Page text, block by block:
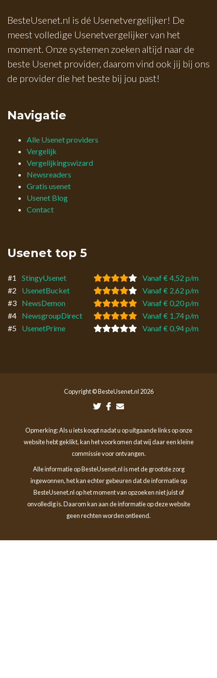
BesteUsenet.nl is dé Usenetvergelijker! De
meest volledige Usenetvergelijker van het
moment. Onze systemen zoeken altijd naar de
beste Usenet provider, daarom vind ook jij bij ons
de provider die het beste bij jou past!
Navigatie
Alle Usenet providers
Vergelijk
Vergelijkingswizard
Newsreaders
Gratis usenet
Usenet Blog
Contact
Usenet top 5
#1 StingyUsenet
Vanaf € 4,52 p/m
#2
UsenetBucket
Vanaf € 2,62 p/m
#3
NewsDemon
Vanaf € 0,20 p/m
#4
NewsgroupDirect
Vanaf € 1,74 p/m
#5
UsenetPrime Vanaf € 0,94 p/m
Copyright © BesteUsenet.nl 2026
Opmerking: Als u iets koopt nadat u op uitgaande links op onze
website hebt geklikt, kan het voorkomen dat wij daar een kleine
commissie voor ontvangen.
Alle informatie op BesteUsenet.nl is met de grootste zorg
ingewonnen, het kan echter gebeuren dat de informatie op
BesteUsenet.nl op het moment van opzoeken niet juist of
onvolledig is. Daarom kan aan de informatie op deze website
geen rechten worden ontleend.